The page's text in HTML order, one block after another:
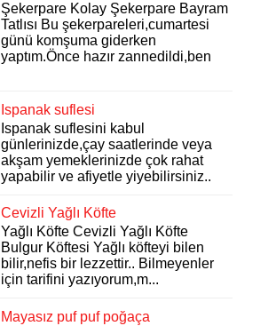
Şekerpare Kolay Şekerpare Bayram
Tatlısı Bu şekerpareleri,cumartesi
günü komşuma giderken
yaptım.Önce hazır zannedildi,ben
Ispanak suflesi
Ispanak suflesini kabul
günlerinizde,çay saatlerinde veya
akşam yemeklerinizde çok rahat
yapabilir ve afiyetle yiyebilirsiniz..
Cevizli Yağlı Köfte
Yağlı Köfte Cevizli Yağlı Köfte
Bulgur Köftesi Yağlı köfteyi bilen
bilir,nefis bir lezzettir.. Bilmeyenler
için tarifini yazıyorum,m...
Mayasız puf puf poğaça